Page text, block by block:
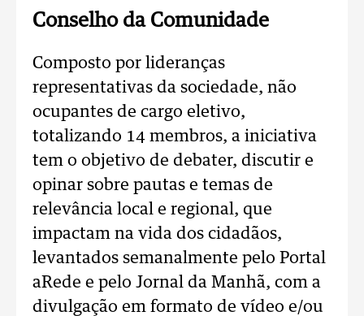
Conselho da Comunidade
Composto por lideranças
representativas da sociedade, não
ocupantes de cargo eletivo,
totalizando 14 membros, a iniciativa
tem o objetivo de debater, discutir e
opinar sobre pautas e temas de
relevância local e regional, que
impactam na vida dos cidadãos,
levantados semanalmente pelo Portal
aRede e pelo Jornal da Manhã, com a
divulgação em formato de vídeo e/ou